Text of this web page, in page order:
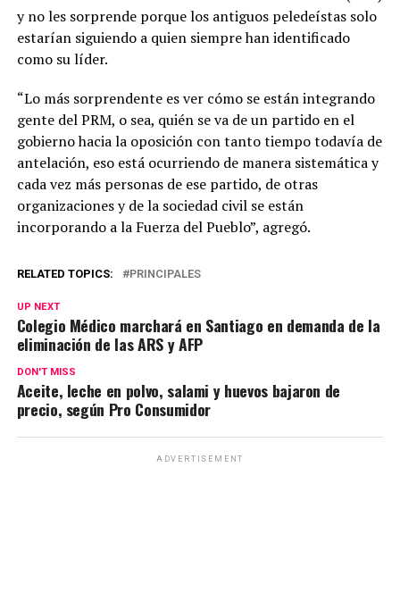
y no les sorprende porque los antiguos peledeístas solo
estarían siguiendo a quien siempre han identificado
como su líder.
“Lo más sorprendente es ver cómo se están integrando
gente del PRM, o sea, quién se va de un partido en el
gobierno hacia la oposición con tanto tiempo todavía de
antelación, eso está ocurriendo de manera sistemática y
cada vez más personas de ese partido, de otras
organizaciones y de la sociedad civil se están
incorporando a la Fuerza del Pueblo”, agregó.
RELATED TOPICS: PRINCIPALES
UP NEXT
Colegio Médico marchará en Santiago en demanda de la
eliminación de las ARS y AFP
DON'T MISS
Aceite, leche en polvo, salami y huevos bajaron de
precio, según Pro Consumidor
ADVERTISEMENT